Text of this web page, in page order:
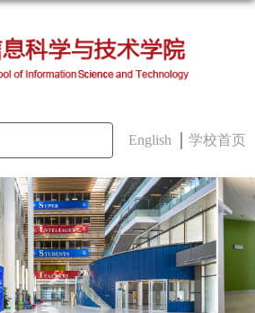
English 学校首页